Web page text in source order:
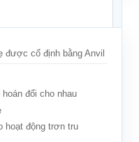
được cố định bằng Anvil
đổi cho nhau
hoạt động trơn tru